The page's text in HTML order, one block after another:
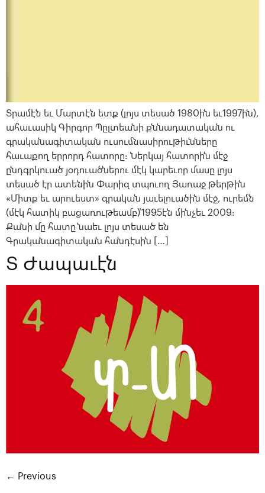
Տրամէն եւ Մարտէն ետք (լոյս տեսած 1980ին եւ1997ին),
ահաւասիկ Գիրգոր Պըլտեանի քննադատական ու
գրականագիտական ուսումնասիրութիւնները
հաւաքող երրորդ հատորը։ Ներկայ հատորին մէջ
ընդգրկուած յօդուածներու մէկ կարեւոր մասը լոյս
տեսած էր ատենին Փարիզ տպուող Յառաջ թերթին
«Միտք եւ արուեստ» գրական յաւելուածին մէջ, ուրեմն
(մէկ հատիկ բացառութեամբ)՝1995էն մինչեւ 2009։
Քանի մը հատը նաեւ լոյս տեսած են
Գրականագիտական հանդէսին […]
Տ Ժապաւէն
← Previous